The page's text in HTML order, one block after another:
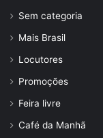
Sem categoria
Mais Brasil
Locutores
Promoções
Feira livre
Café da Manhã